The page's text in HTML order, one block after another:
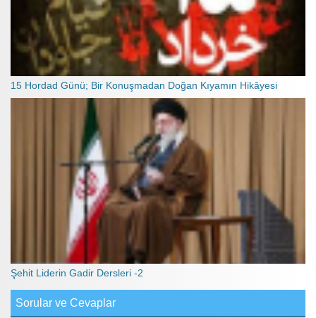
15 Hordad Günü; Bir Konuşmadan Doğan Kıyamın Hikâyesi
Şehit Liderin Gadir Dersleri -2
Sorular ve Cevaplar